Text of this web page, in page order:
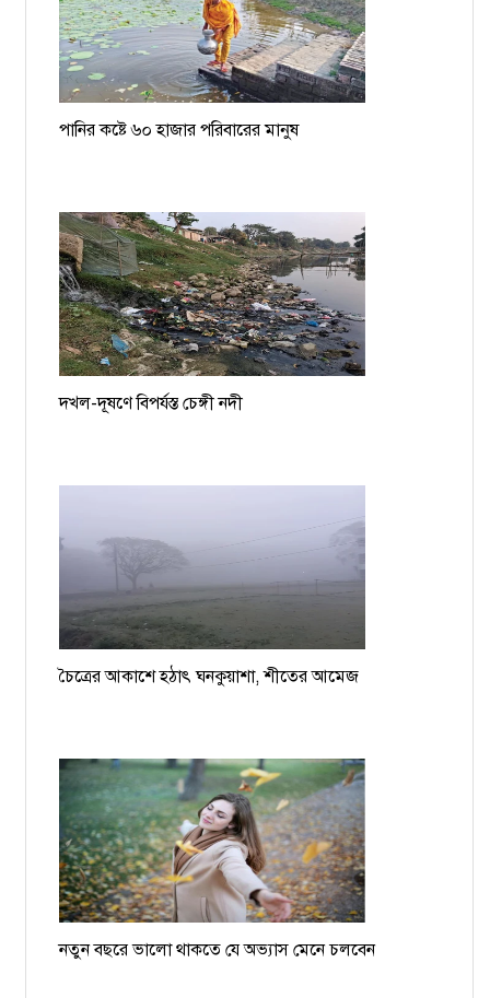
পানির কষ্টে ৬০ হাজার পরিবারের মানুষ
দখল-দূষণে বিপর্যস্ত চেঙ্গী নদী
চৈত্রের আকাশে হঠাৎ ঘনকুয়াশা, শীতের আমেজ
নতুন বছরে ভালো থাকতে যে অভ্যাস মেনে চলবেন